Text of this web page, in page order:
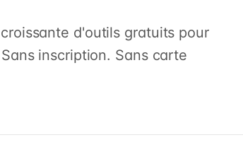
d'outils gratuits pour
inscription. Sans carte